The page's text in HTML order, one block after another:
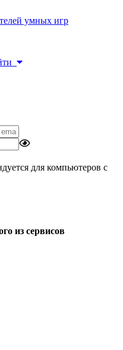
умных игр
для компьютеров с
из сервисов